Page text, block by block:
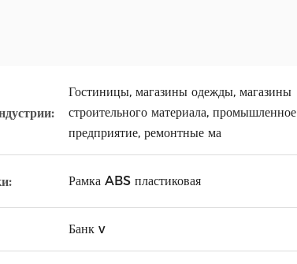
Гостиницы, магазины одежды, магазины
строительного материала, промышленное
предприятие, ремонтные ма
Рамка ABS пластиковая
Банк v